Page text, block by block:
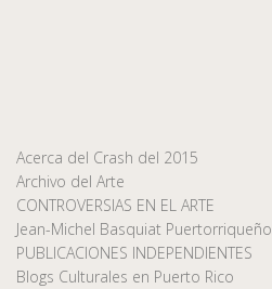
Acerca del Crash del 2015
Archivo del Arte
CONTROVERSIAS EN EL ARTE
Jean-Michel Basquiat Puertorriqueño
PUBLICACIONES INDEPENDIENTES
Blogs Culturales en Puerto Rico